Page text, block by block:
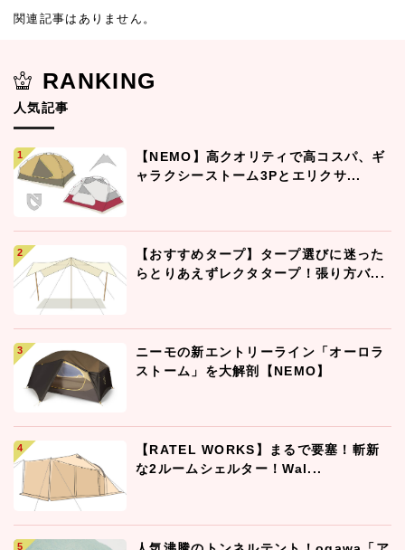
関連記事はありません。
RANKING
人気記事
【NEMO】高クオリティで高コスパ、ギ
ャラクシーストーム3Pとエリクサ...
【おすすめタープ】タープ選びに迷った
らとりあえずレクタタープ！張り方バ...
ニーモの新エントリーライン「オーロラ
ストーム」を大解剖【NEMO】
【RATEL WORKS】まるで要塞！斬新
な2ルームシェルター！Wal...